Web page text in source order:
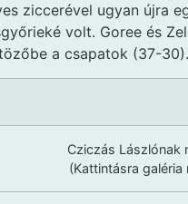
ziccerével ugyan újra
volt. Goree és
a csapatok (37-30).
Cziczás Lászlónak
(Kattintásra